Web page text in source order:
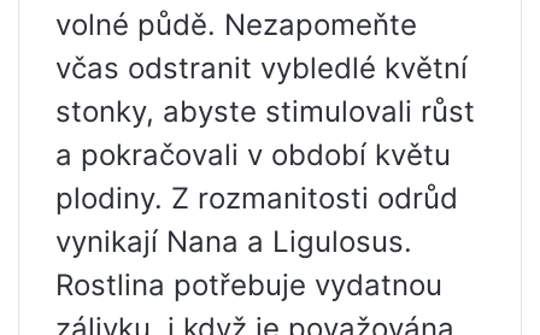
volné půdě. Nezapomeňte
včas odstranit vybledlé květní
stonky, abyste stimulovali růst
a pokračovali v období květu
plodiny. Z rozmanitosti odrůd
vynikají Nana a Ligulosus.
Rostlina potřebuje vydatnou